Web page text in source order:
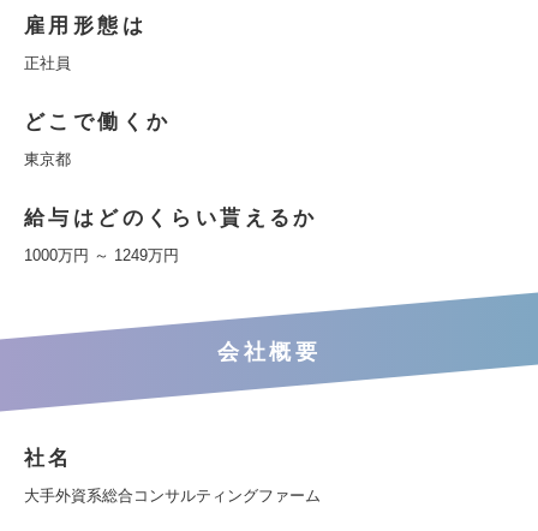
雇用形態は
正社員
どこで働くか
東京都
給与はどのくらい貰えるか
1000万円 ～ 1249万円
会社概要
社名
大手外資系総合コンサルティングファーム